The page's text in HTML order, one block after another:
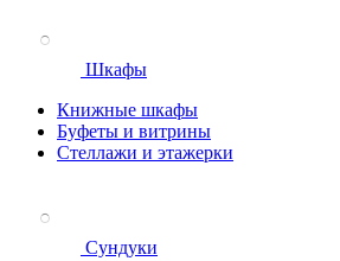
Шкафы
Книжные шкафы
Буфеты и витрины
Стеллажи и этажерки
Сундуки